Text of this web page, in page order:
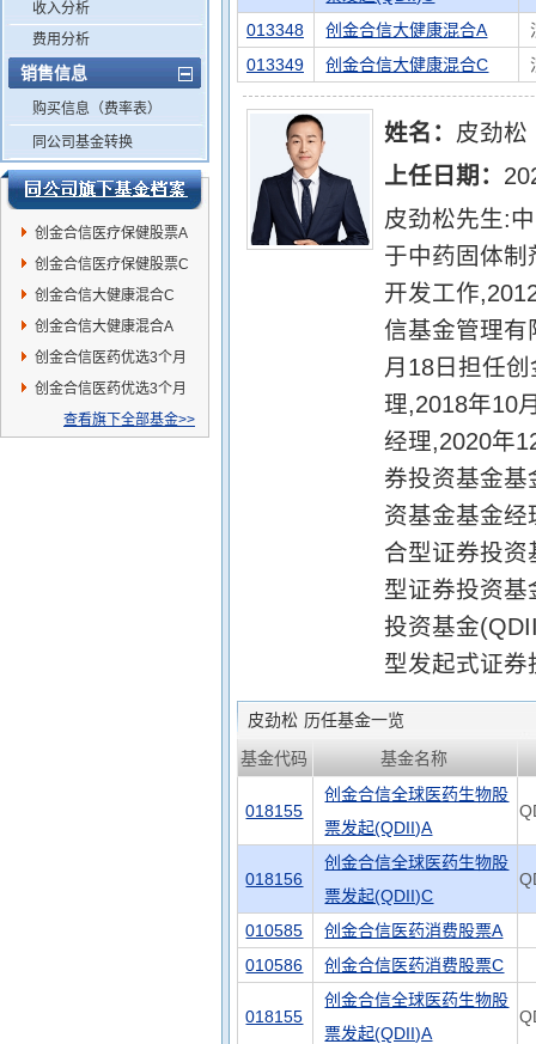
收入分析
费用分析
销售信息
购买信息（费率表）
同公司基金转换
创金合信医疗保健股票A
创金合信医疗保健股票C
创金合信大健康混合C
创金合信大健康混合A
创金合信医药优选3个月
持有混合C
创金合信医药优选3个月
持有混合A
查看旗下全部基金>>
013348 创金合信大健康混合A
013349
创金合信大健康混合C
姓名： 皮劲松
上任日期：
皮劲松先生:
于中药固体
开发工作
信基金管理有
月18日担任
理,2018年10
经理,2020年
券投资基金
资基金基金
合型证券投
型证券投资
投资基金
型发起式证
皮劲松 历任基金一览
基金代码
基金名称
018155
创金合信全球医药生物股
票发起(QDII)A
018156
创金合信全球医药生物股
票发起(QDII)C
010585
创金合信医药消费股票A
010586
创金合信医药消费股票C
018155
创金合信全球医药生物股
票发起(QDII)A